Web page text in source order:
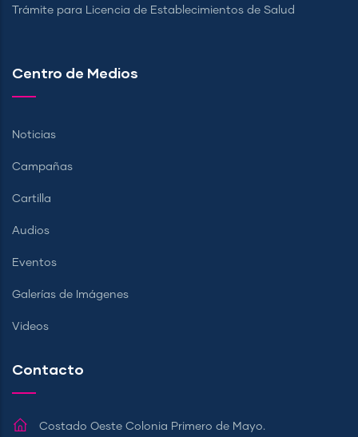
Trámite para Licencia de Establecimientos de Salud
Centro de Medios
Noticias
Campañas
Cartilla
Audios
Eventos
Galerías de Imágenes
Videos
Contacto
Costado Oeste Colonia Primero de Mayo.